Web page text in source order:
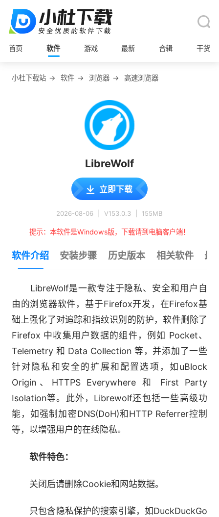
首页 软件 游戏 最新 合辑 干货
小杜下载站 → 软件 → 浏览器 → 高速浏览器
LibreWolf
立即下载
2026-08-06 V153.0.3 155MB
提示：本软件是Windows版，下载请到电脑客户端！
软件介绍 安装步骤 历史版本 相关软件 最
LibreWolf是一款专注于隐私、安全和用户自
由的浏览器软件，基于Firefox开发，在Firefox基
础上强化了对追踪和指纹识别的防护，软件删除了
Firefox 中收集用户数据的组件，例如 Pocket、
Telemetry 和 Data Collection 等，并添加了一些
针对隐私和安全的扩展和配置选项，如uBlock
Origin、HTTPS Everywhere 和 First Party
Isolation等。此外，Librewolf还包括一些高级功
能，如强制加密DNS(DoH)和HTTP Referrer控制
等，以增强用户的在线隐私。
软件特色：
关闭后请删除Cookie和网站数据。
只包含隐私保护的搜索引擎，如DuckDuckGo